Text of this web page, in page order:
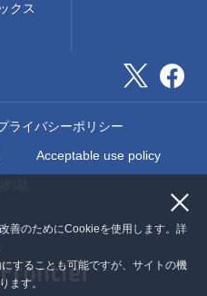
善のためにCookieを使用します。詳
することも可能ですが、サイトの機
ます。
クス
ライバシーポリシー
Acceptable use policy